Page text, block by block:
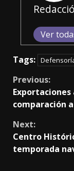
Ver
Tags:
Continue
Reading
Previous:
Exportaciones
comparación
Next:
Centro
temporada